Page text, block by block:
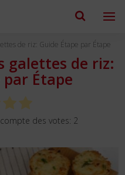
de riz: Guide Étape par Étape
galettes de riz:
par Étape
des votes: 2